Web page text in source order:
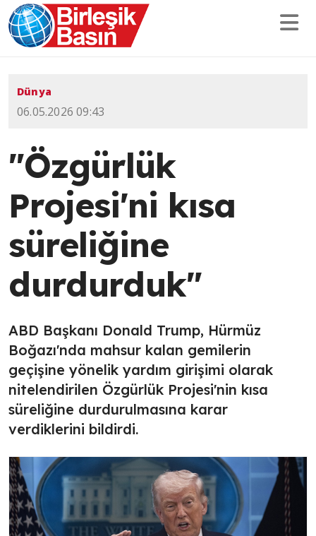
Dünya
06.05.2026 09:43
"Özgürlük
Projesi'ni kısa
süreliğine
durdurduk"
ABD Başkanı Donald Trump, Hürmüz
Boğazı'nda mahsur kalan gemilerin
geçişine yönelik yardım girişimi olarak
nitelendirilen Özgürlük Projesi'nin kısa
süreliğine durdurulmasına karar
verdiklerini bildirdi.